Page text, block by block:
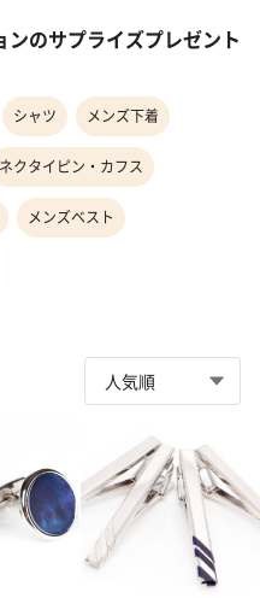
のサプライズプレゼント
シャツ メンズ下着
ネクタイピン・カフス
メンズベスト